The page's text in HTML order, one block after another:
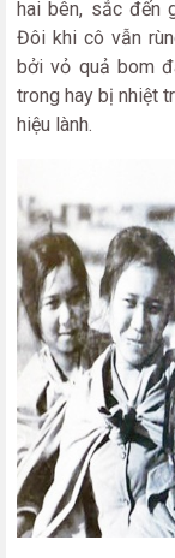
hai bên, sắc đến
Đôi khi cô vẫn
bởi vỏ quả bom
trong hay bị nhiệt
hiệu lành.